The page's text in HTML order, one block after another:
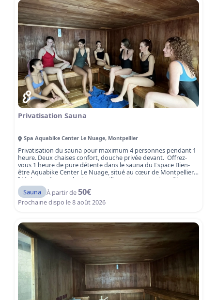
Privatisation Sauna
Spa Aquabike Center Le Nuage, Montpellier
Privatisation du sauna pour maximum 4 personnes pendant 1
heure. Deux chaises confort, douche privée devant. Offrez-
vous 1 heure de pure détente dans le sauna du Espace Bien-
être Aquabike Center Le Nuage, situé au cœur de Montpellier.
Idéal pour évacuer le stress, purifier votre corps et profiter
d’un moment de relaxation intense, le sauna vous plonge dans
une atmosphère apaisante et revitalisante.
une activité parfaite pour compléter votre expérience bien-
être, après une séance de sport, une journée chargée ou
favorise la circulation sanguine, détend les muscles et aide à
éliminer les toxines, tout en offrant un moment de bien-être et
de ressourcement. Réservez dès maintenant votre séance
sauna et plongez dans une heure de sérénité et de détente à
Montpellier.
Sauna À partir de50€
Prochaine dispo le8 août 2026